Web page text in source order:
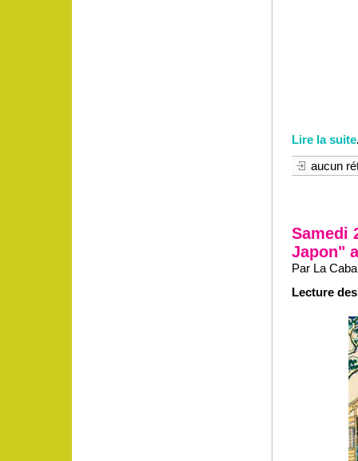
Lire la suite
aucun
Samedi
Japon"
Par La
Lecture